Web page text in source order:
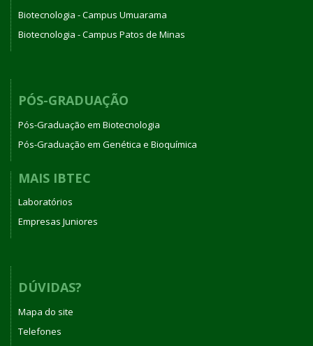
Biotecnologia - Campus Umuarama
Biotecnologia - Campus Patos de Minas
PÓS-GRADUAÇÃO
Pós-Graduação em Biotecnologia
Pós-Graduação em Genética e Bioquímica
MAIS IBTEC
Laboratórios
Empresas Juniores
DÚVIDAS?
Mapa do site
Telefones